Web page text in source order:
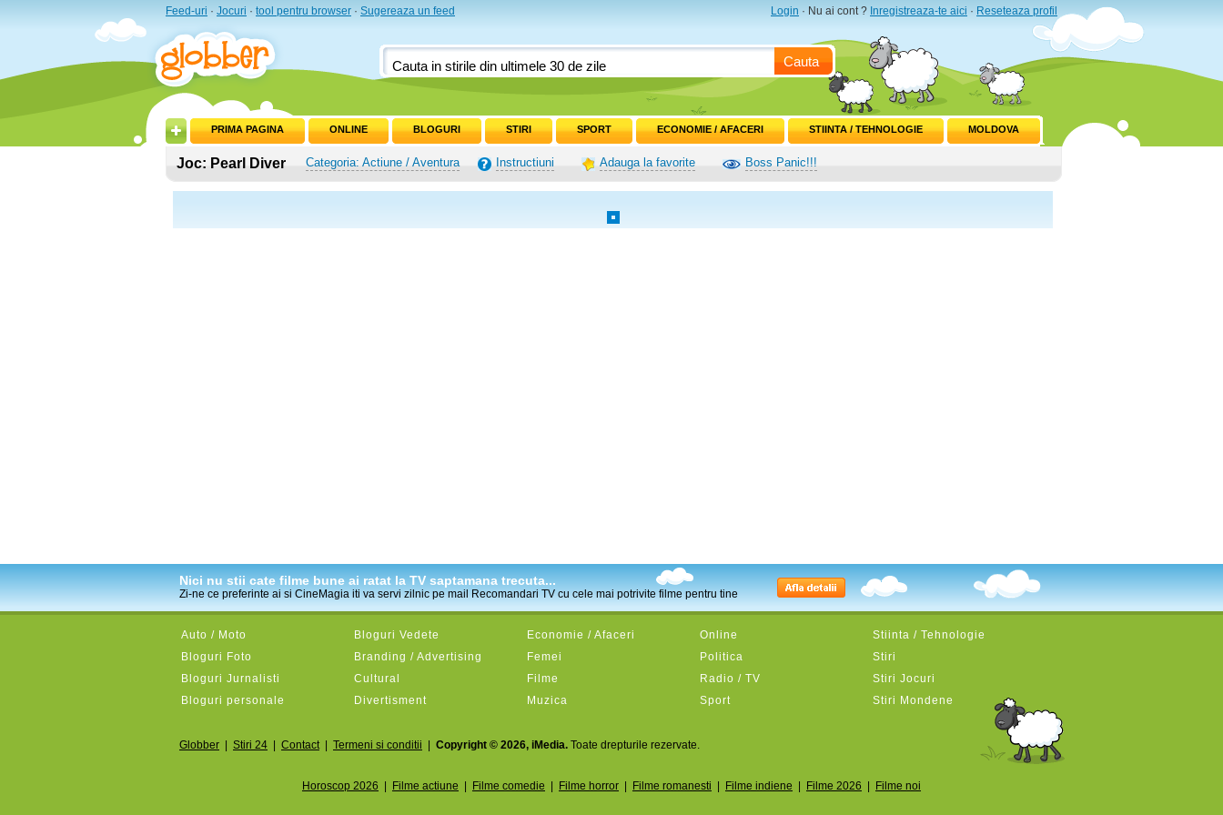
Feed-uri · Jocuri · tool pentru browser · Sugereaza un feed Login · Nu ai cont ? Inregistreaza-te aici · Reseteaza profil
Cauta
PRIMA PAGINA ONLINE BLOGURI STIRI SPORT ECONOMIE / AFACERI STIINTA / TEHNOLOGIE MOLDOVA
Joc: Pearl Diver Categoria: Actiune / Aventura Instructiuni Adauga la favorite Boss Panic!!!
Nici nu stii cate filme bune ai ratat la TV saptamana trecuta...
Zi-ne ce preferinte ai si CineMagia iti va servi zilnic pe mail Recomandari TV cu cele mai potrivite filme pentru tine
Auto / Moto
Bloguri Foto
Bloguri Jurnalisti
Bloguri personale
Bloguri Vedete
Branding / Advertising
Cultural
Divertisment
Economie / Afaceri
Femei
Filme
Muzica
Online
Politica
Radio / TV
Sport
Stiinta / Tehnologie
Stiri
Stiri Jocuri
Stiri Mondene
Globber Stiri 24 Contact| Termeni si conditii Copyright © 2026, iMedia. Toate drepturile rezervate.
Horoscop 2026 Filme actiune Filme comedie Filme horror Filme romanesti Filme indiene Filme 2026 Filme noi